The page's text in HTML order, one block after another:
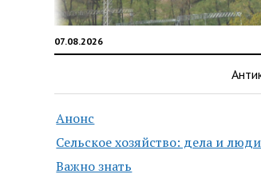
07.08.2026
Анонс
Сельское хозяйство: дела и люди
Важно знать